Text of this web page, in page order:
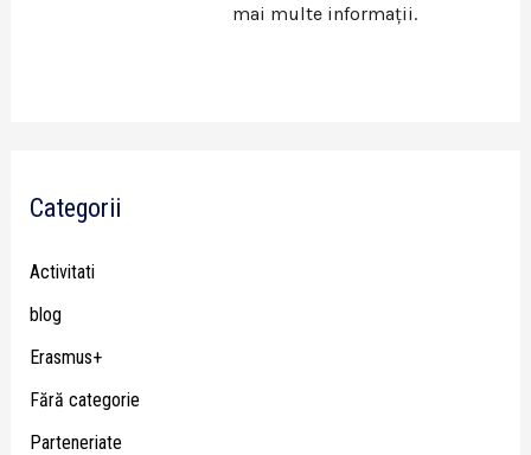
mai multe informații.
Categorii
Activitati
blog
Erasmus+
Fără categorie
Parteneriate